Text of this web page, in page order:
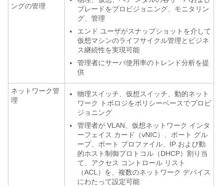
ングの管理
ブレードをプロビジョニング、モニタリン
グ、管理
エンド ユーザがスナップショットを介して
仮想マシンのライフサイクル管理とビジネ
ス継続性を実現可能
管理者にサーバ使用率のトレンド分析を提
供
ネットワーク管
理
物理スイッチ、仮想スイッチ、動的ネット
ワーク トポロジをポリシーベースでプロビ
ジョニング
管理者が VLAN、仮想ネットワーク インタ
ーフェイス カード（vNIC）、ポート グル
ープ、ポート プロファイル、IP および動
的ホスト制御プロトコル（DHCP）割り当
て、アクセス コントロール リスト
（ACL）を、複数のネットワーク デバイス
にわたって設定可能